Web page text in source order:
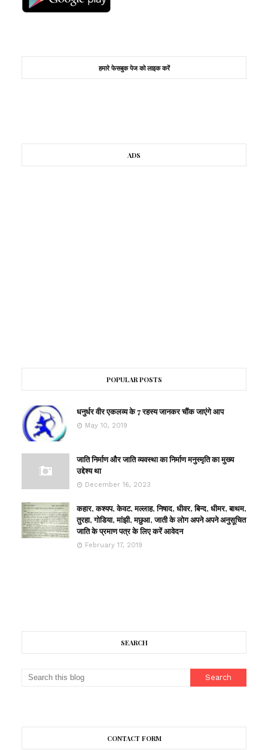
हमारे फेसबुक पेज को लाइक करें
ADS
POPULAR POSTS
धनुर्धर वीर एकलव्य के 7 रहस्य जानकर चौंक जाएंगे आप
May 10, 2019
जाति निर्माण और जाति व्यवस्था का निर्माण मनुस्मृति का मुख्य
उद्देश्य था
December 16, 2023
कहार, कश्यप, केवट, मल्लाह, निषाद, धीवर, बिन्द, धीमर, बाथम,
तुरहा, गोडिया, मांझी, मछुआ, जाती के लोग अपने अपने अनुसूचित
जाति के प्रमाण पत्र के लिए करें आवेदन
February 17, 2019
SEARCH
CONTACT FORM